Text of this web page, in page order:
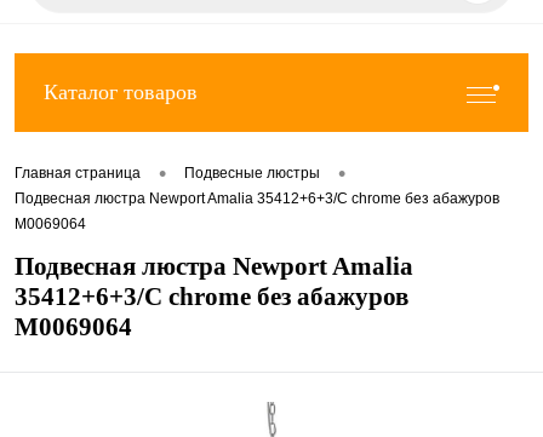
Каталог товаров
Главная страница • Подвесные люстры •
Подвесная люстра Newport Amalia 35412+6+3/C chrome без абажуров
М0069064
Подвесная люстра Newport Amalia
35412+6+3/C chrome без абажуров
М0069064